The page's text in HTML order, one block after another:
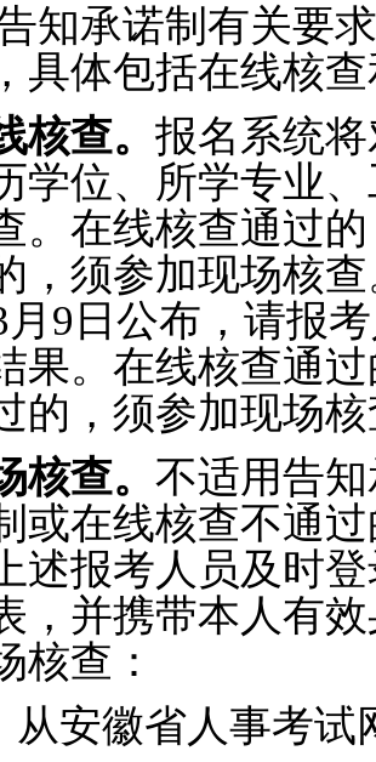
知承诺制有关要
具体包括在线核
核查。 报名系统
学位、所学专业
。在线核查通过
，须参加现场核
月9日公布，请报
果。在线核查通
的，须参加现场
核查。 不适用告
或在线核查不通
述报考人员及时
，并携带本人有
核查：
从安徽省人事考